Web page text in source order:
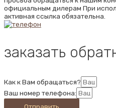
официальным дилерам При
активная ссылка обязательна.
заказать
Как к Вам обращаться?
Ваш номер телефона:
Отправить